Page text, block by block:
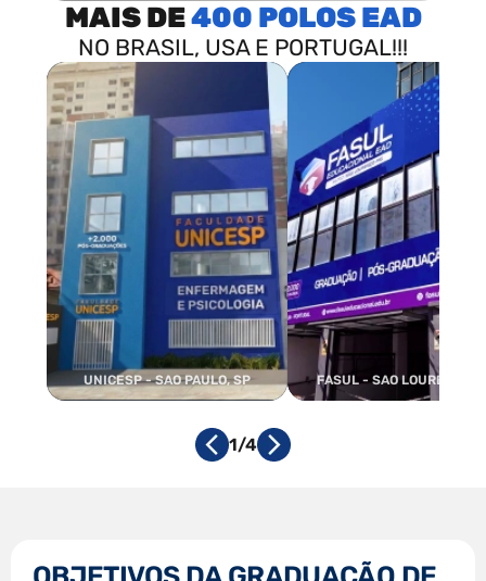
UNICESP - SAO PAULO, SP FASUL - SAO LOURENCO,
MAIS DE400 POLOS
NO BRASIL, USA E PORTUGAL!!!
1/4